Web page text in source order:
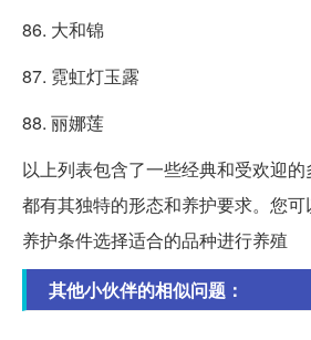
86. 大和锦
87. 霓虹灯玉露
88. 丽娜莲
以上列表包含了一些经典和受欢迎
都有其独特的形态和养护要求。您
养护条件选择适合的品种进行养殖
其他小伙伴的相似问题：